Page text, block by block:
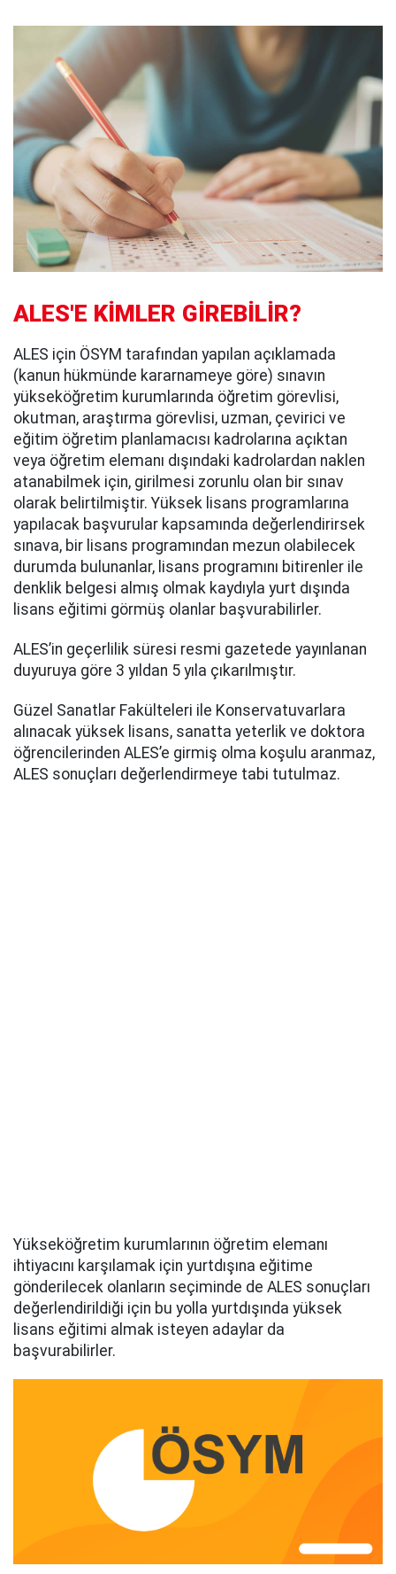
ALES'E KİMLER GİREBİLİR?
ALES için ÖSYM tarafından yapılan açıklamada
(kanun hükmünde kararnameye göre) sınavın
yükseköğretim kurumlarında öğretim görevlisi,
okutman, araştırma görevlisi, uzman, çevirici ve
eğitim öğretim planlamacısı kadrolarına açıktan
veya öğretim elemanı dışındaki kadrolardan naklen
atanabilmek için, girilmesi zorunlu olan bir sınav
olarak belirtilmiştir. Yüksek lisans programlarına
yapılacak başvurular kapsamında değerlendirirsek
sınava, bir lisans programından mezun olabilecek
durumda bulunanlar, lisans programını bitirenler ile
denklik belgesi almış olmak kaydıyla yurt dışında
lisans eğitimi görmüş olanlar başvurabilirler.
ALES’in geçerlilik süresi resmi gazetede yayınlanan
duyuruya göre 3 yıldan 5 yıla çıkarılmıştır.
Güzel Sanatlar Fakülteleri ile Konservatuvarlara
alınacak yüksek lisans, sanatta yeterlik ve doktora
öğrencilerinden ALES’e girmiş olma koşulu aranmaz,
ALES sonuçları değerlendirmeye tabi tutulmaz.
Yükseköğretim kurumlarının öğretim elemanı
ihtiyacını karşılamak için yurtdışına eğitime
gönderilecek olanların seçiminde de ALES sonuçları
değerlendirildiği için bu yolla yurtdışında yüksek
lisans eğitimi almak isteyen adaylar da
başvurabilirler.